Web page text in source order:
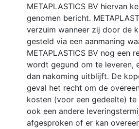
METAPLASTICS BV hiervan
genomen bericht.
verzuim wanneer zij door de
gesteld via een aanmaning
METAPLASTICS BV nog een
wordt gegund om te leveren,
dan nakoming uitblijft. De
geval het recht om de
kosten (voor een gedeelte)
ook een andere
afgesproken of er kan